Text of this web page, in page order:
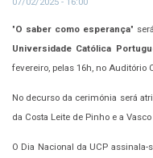
"O saber como esperança"
Universidade Católica
fevereiro, pelas 16h, no Auditório
No decurso da cerimónia será
da Costa Leite de Pinho e a
O Dia Nacional da UCP